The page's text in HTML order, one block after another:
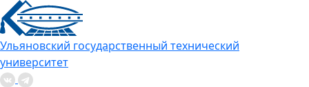
Ульяновский государственный технический
университет